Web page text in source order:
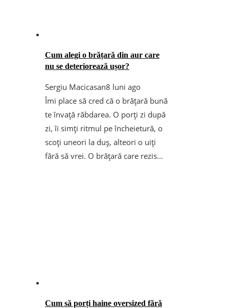
Cum alegi o brățară din aur care
nu se deteriorează ușor?
Sergiu Macicasan8 luni ago
Îmi place să cred că o brățară bună
te învață răbdarea. O porți zi după
zi, îi simți ritmul pe încheietură, o
scoți uneori la duș, alteori o uiți
fără să vrei. O brățară care rezis...
Cum să porți haine oversized fără